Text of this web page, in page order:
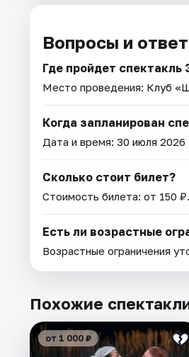
Вопросы и
Где пройдет спектакль
Место проведения: Клуб
Когда запланирован
Дата и время: 30 июля 2026
Сколько стоит билет?
Стоимость билета: от 150 ₽.
Есть ли возрастные
Возрастные ограничения
Похожие
от 1 000 ₽